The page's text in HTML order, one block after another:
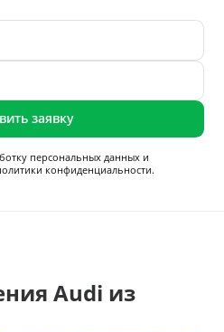
заявку
персональных данныхи
конфиденциальности.
Audi из